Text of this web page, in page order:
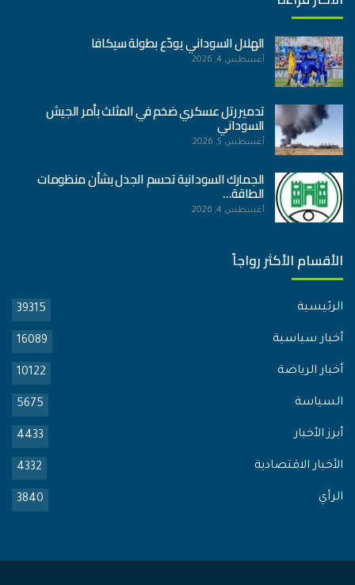
الهلال السوداني يودّع بطولة سيكافا
أغسطس 4, 2026
تدمير رتل عسكري ضخم في المثلث بأمر الجيش
السوداني
أغسطس 5, 2026
الجمارك السودانية تحسم الجدل بشأن منظومات
الطاقة…
أغسطس 4, 2026
الأقسام الأكثر رواجاً
الرئيسية 39315
أخبار سياسية 16089
أخبار الرياضة 10122
السياسة 5675
أبرز الأخبار 4433
الأخبار الاقتصادية 4332
الرأي 3840